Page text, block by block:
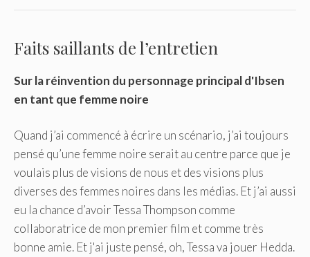
Faits saillants de l’entretien
Sur la réinvention du personnage principal d'Ibsen
en tant que femme noire
Quand j’ai commencé à écrire un scénario, j’ai toujours
pensé qu’une femme noire serait au centre parce que je
voulais plus de visions de nous et des visions plus
diverses des femmes noires dans les médias. Et j’ai aussi
eu la chance d’avoir Tessa Thompson comme
collaboratrice de mon premier film et comme très
bonne amie. Et j'ai juste pensé, oh, Tessa va jouer Hedda.